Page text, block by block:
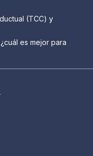
(TCC) y
es mejor para